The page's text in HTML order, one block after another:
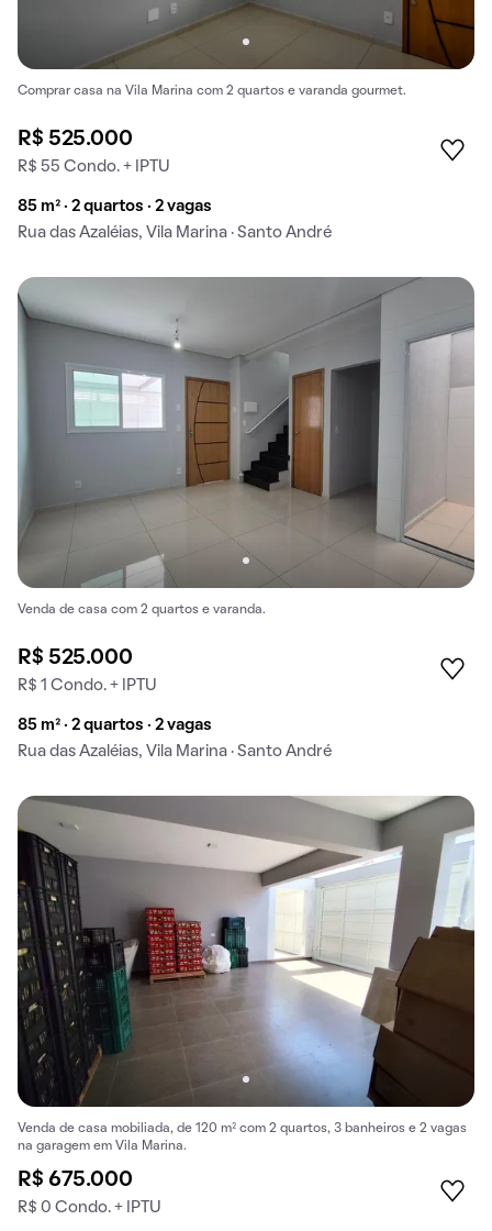
Comprar casa na Vila Marina com 2 quartos e varanda gourmet.
R$ 525.000
R$ 55 Condo. + IPTU
85 m² · 2 quartos · 2 vagas
Rua das Azaléias, Vila Marina · Santo André
Venda de casa com 2 quartos e varanda.
R$ 525.000
R$ 1 Condo. + IPTU
85 m² · 2 quartos · 2 vagas
Rua das Azaléias, Vila Marina · Santo André
Venda de casa mobiliada, de 120 m² com 2 quartos, 3 banheiros e 2 vagas
na garagem em Vila Marina.
R$ 675.000
R$ 0 Condo. + IPTU